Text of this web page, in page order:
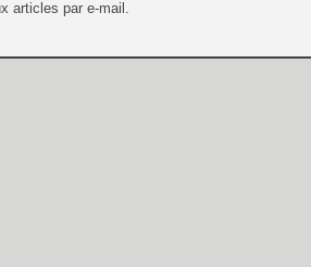
articles par e-mail.